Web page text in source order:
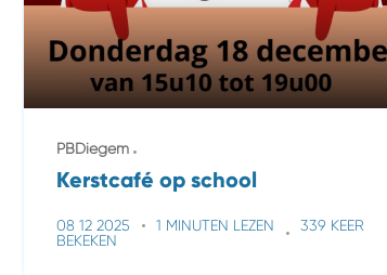
PBDiegem
Kerstcafé op school
08 12 2025 1 MINUTEN LEZEN
339 KEER
BEKEKEN